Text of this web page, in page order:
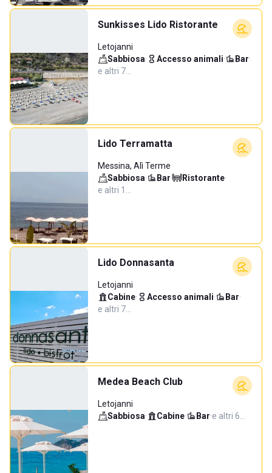
Sunkisses Lido Ristorante
Letojanni
Sabbiosa· Accesso animali· Bar·
e altri 7…
Lido Terramatta
Messina, Alì Terme
Sabbiosa· Bar· Ristorante·
e altri 1…
Lido Donnasanta
Letojanni
Cabine· Accesso animali· Bar·
e altri 7…
Medea Beach Club
Letojanni
Sabbiosa· Cabine· Bar·e altri 6…